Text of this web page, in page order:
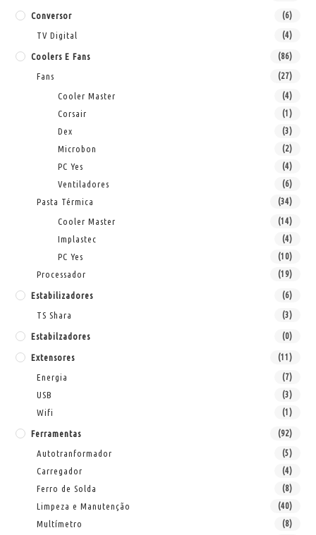
Conversor (6)
TV Digital (4)
Coolers E Fans (86)
Fans (27)
Cooler Master (4)
Corsair (1)
Dex (3)
Microbon (2)
PC Yes (4)
Ventiladores (6)
Pasta Térmica (34)
Cooler Master (14)
Implastec (4)
PC Yes (10)
Processador (19)
Estabilizadores (6)
TS Shara (3)
Estabilzadores (0)
Extensores (11)
Energia (7)
USB (3)
Wifi (1)
Ferramentas (92)
Autotranformador (5)
Carregador (4)
Ferro de Solda (8)
Limpeza e Manutenção (40)
Multímetro (8)